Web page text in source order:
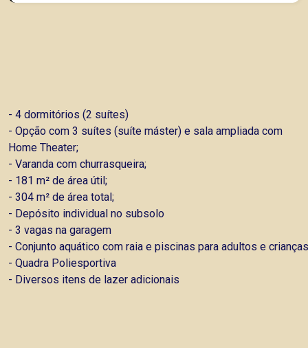
- 4 dormitórios (2 suítes)
- Opção com 3 suítes (suíte máster) e sala ampliada com
Home Theater;
- Varanda com churrasqueira;
- 181 m² de área útil;
- 304 m² de área total;
- Depósito individual no subsolo
- 3 vagas na garagem
- Conjunto aquático com raia e piscinas para adultos e crianças
- Quadra Poliesportiva
- Diversos itens de lazer adicionais